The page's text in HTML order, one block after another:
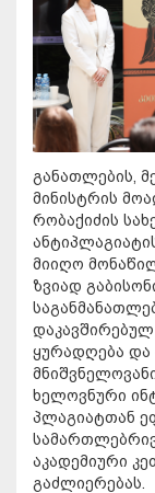
განათლების,
მინისტრის
რობაქიძის
მიიღო
ზვიად
დაკავშირებულ
ყურადღება და
ხელოვნური
პლაგიატთან
აკადემიური
გაძლიერებას.